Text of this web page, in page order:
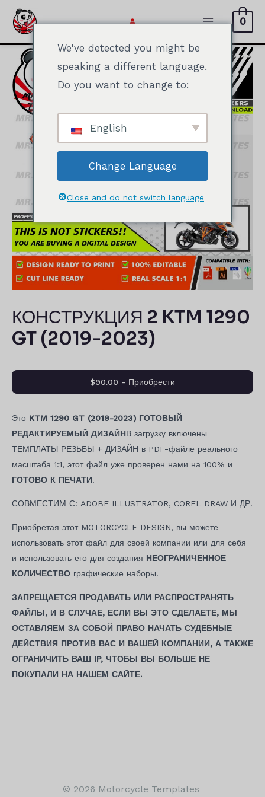
Перейти
Главное
меню
0
КОНСТРУКЦИЯ 2 KTM 1290
GT (2019-2023)
Это KTM 1290 GT (2019-2023) ГОТОВЫЙ
РЕДАКТИРУЕМЫЙ ДИЗАЙНВ загрузку включены
ТЕМПЛАТЫ РЕЗЬБЫ + ДИЗАЙН в PDF-файле реального
масштаба 1:1, этот файл уже проверен нами на 100% и
ГОТОВО К ПЕЧАТИ.
СОВМЕСТИМ С: ADOBE ILLUSTRATOR, COREL DRAW И ДР.
Приобретая этот MOTORCYCLE DESIGN, вы можете
использовать этот файл для своей компании или для себя
и использовать его для создания НЕОГРАНИЧЕННОЕ
КОЛИЧЕСТВО графические наборы.
ЗАПРЕЩАЕТСЯ ПРОДАВАТЬ ИЛИ РАСПРОСТРАНЯТЬ
ФАЙЛЫ, И В СЛУЧАЕ, ЕСЛИ ВЫ ЭТО СДЕЛАЕТЕ, МЫ
ОСТАВЛЯЕМ ЗА СОБОЙ ПРАВО НАЧАТЬ СУДЕБНЫЕ
ДЕЙСТВИЯ ПРОТИВ ВАС И ВАШЕЙ КОМПАНИИ, А ТАКЖЕ
ОГРАНИЧИТЬ ВАШ IP, ЧТОБЫ ВЫ БОЛЬШЕ НЕ
ПОКУПАЛИ НА НАШЕМ САЙТЕ.
$90.00 - Приобрести
© 2026 Motorcycle Templates
We've detected you might be
speaking a different language.
Do you want to change to:
English
Change Language
Close and do not switch language